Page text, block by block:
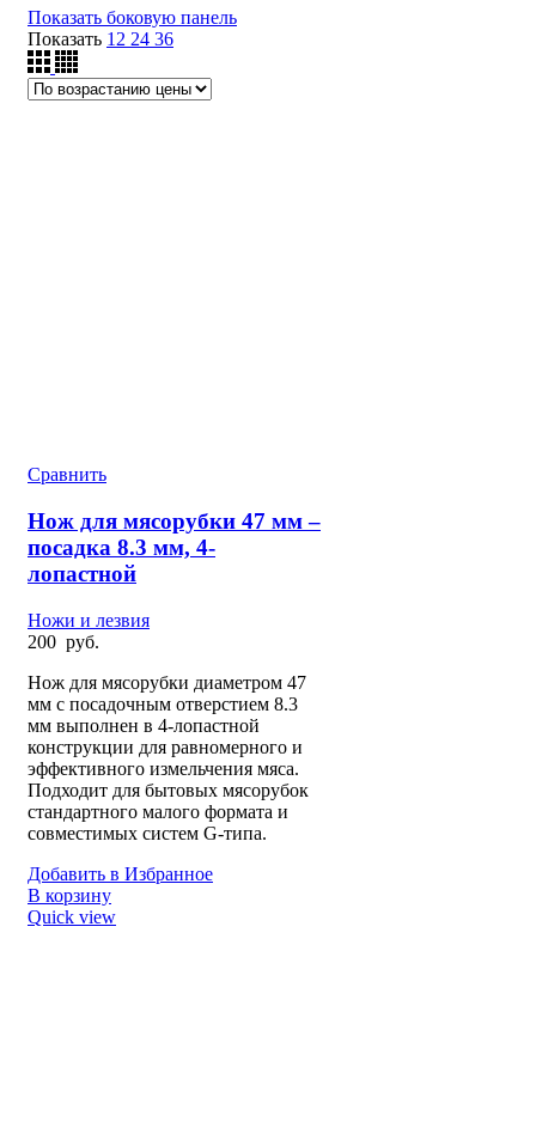
Показать боковую панель
Показать 12 24 36
Сравнить
Нож для мясорубки 47 мм –
посадка 8.3 мм, 4-
лопастной
Ножи и лезвия
200 руб.
Нож для мясорубки диаметром 47
мм с посадочным отверстием 8.3
мм выполнен в 4-лопастной
конструкции для равномерного и
эффективного измельчения мяса.
Подходит для бытовых мясорубок
стандартного малого формата и
совместимых систем G-типа.
Добавить в Избранное
В корзину
Quick view